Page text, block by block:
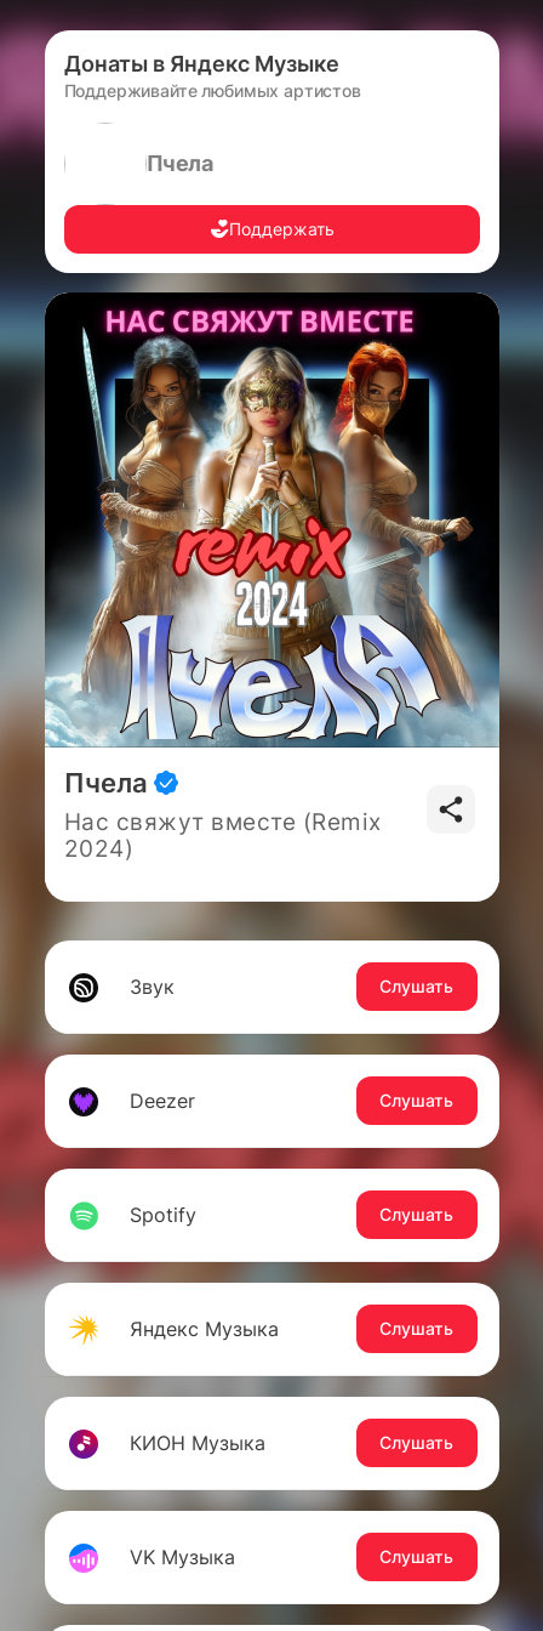
Донаты в Яндекс Музыке
Поддерживайте любимых артистов
Пчела
Поддержать
Пчела
Нас свяжут вместе (Remix
2024)
Звук Слушать
Deezer Слушать
Spotify Слушать
Яндекс Музыка Слушать
КИОН Музыка Слушать
VK Музыка Слушать